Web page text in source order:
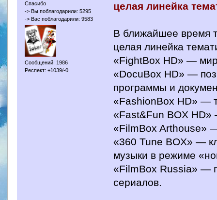
Спасибо
-> Вы поблагодарили: 5295
-> Вас поблагодарили: 9583
Сообщений: 1986
Респект: +1039/-0
целая линейка
В ближайшее время
целая линейка
«FightBox HD» —
«DocuBox HD» —
программы и
«FashionBox HD» —
«Fast&Fun BOX
«FilmBox Arthouse»
«360 Tune BOX» —
музыки в режиме
«FilmBox Russia» —
сериалов.